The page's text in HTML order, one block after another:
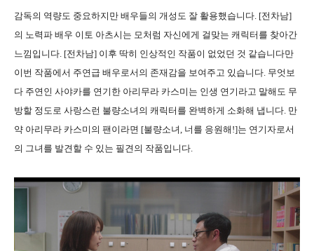
감독의 역량도 중요하지만 배우들의 개성도 잘 활용했습니다. [전차남]
의 노력파 배우 이토 아츠시는 모처럼 자신에게 걸맞는 캐릭터를 찾아간
느낌입니다. [전차남] 이후 딱히 인상적인 작품이 없었던 것 같습니다만
이번 작품에서 주연급 배우로서의 존재감을 보여주고 있습니다. 무엇보
다 주연인 사야카를 연기한 아리무라 카스미는 인생 연기라고 말해도 무
방할 정도로 사랑스런 불량소녀의 캐릭터를 완벽하게 소화해 냅니다. 만
약 아리무라 카스미의 팬이라면 [불량소녀, 너를 응원해!]는 연기자로서
의 그녀를 발견할 수 있는 필견의 작품입니다.